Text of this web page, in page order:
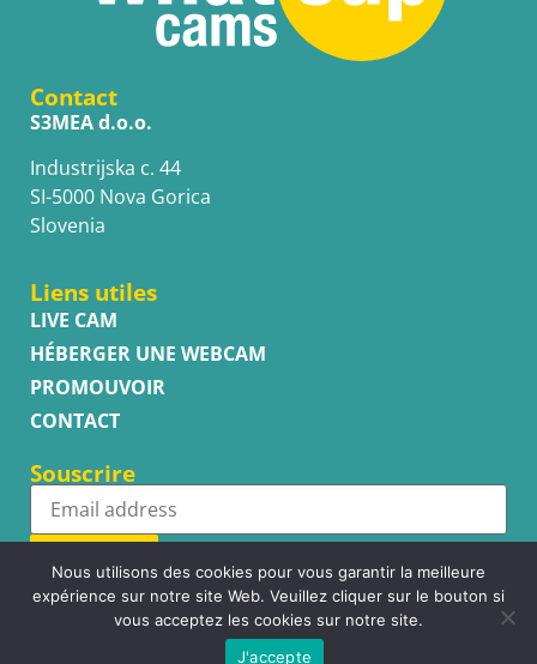
Contact
S3MEA d.o.o.
Industrijska c. 44
SI-5000 Nova Gorica
Slovenia
Liens utiles
LIVE CAM
HÉBERGER UNE WEBCAM
PROMOUVOIR
CONTACT
Souscrire
Subscribe
Nous utilisons des cookies pour vous garantir la meilleure
expérience sur notre site Web. Veuillez cliquer sur le bouton si
vous acceptez les cookies sur notre site.
J'accepte